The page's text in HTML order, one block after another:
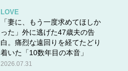
LOVE
「妻に、もう一度求めてほしか
った」外に逃げた47歳夫の告
白。痛烈な遠回りを経てたどり
着いた「10数年目の本音」
2026.07.31